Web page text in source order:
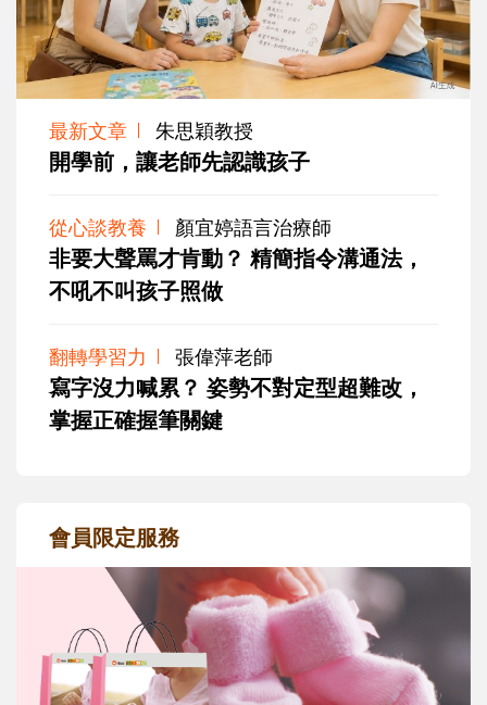
最新文章 朱思穎教授
開學前，讓老師先認識孩子
從心談教養 顏宜婷語言治療師
非要大聲罵才肯動？ 精簡指令溝通法，
不吼不叫孩子照做
翻轉學習力 張偉萍老師
寫字沒力喊累？ 姿勢不對定型超難改，
掌握正確握筆關鍵
會員限定服務